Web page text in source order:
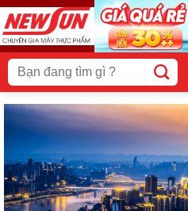
Skip
to
content
Tìm
kiếm: